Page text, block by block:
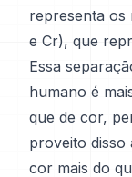
representa os
e Cr), que
Essa
humano é
que de cor,
proveito disso
cor mais do